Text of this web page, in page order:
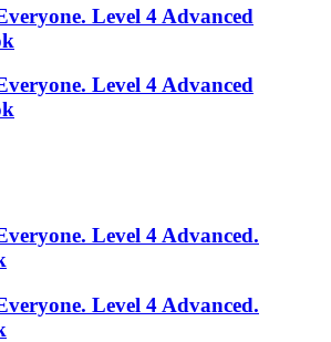
Level 4 Advanced
Level 4 Advanced
Level 4 Advanced.
Level 4 Advanced.